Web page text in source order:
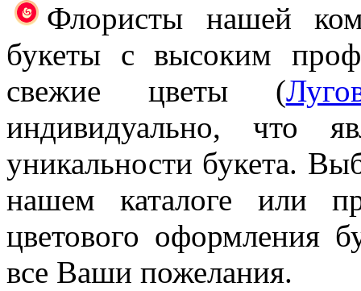
Флористы нашей
букеты с высоким
свежие цветы (
индивидуально, что
уникальности букета.
нашем каталоге или
цветового оформления
все Ваши пожелания.